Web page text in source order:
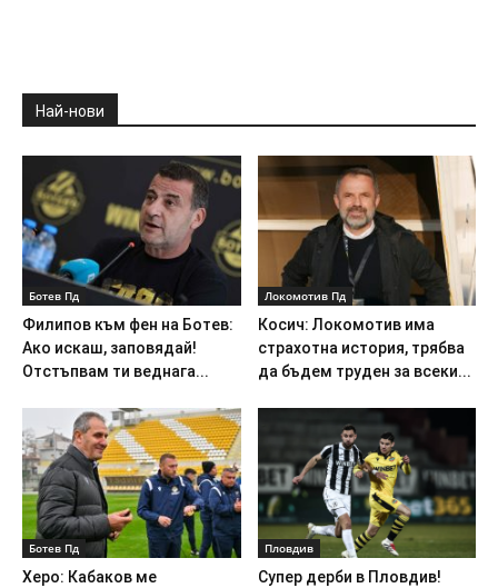
Най-нови
Ботев Пд
Филипов към фен на Ботев:
Ако искаш, заповядай!
Отстъпвам ти веднага...
Локомотив Пд
Косич: Локомотив има
страхотна история, трябва
да бъдем труден за всеки...
Ботев Пд
Херо: Кабаков ме
Пловдив
Супер дерби в Пловдив!